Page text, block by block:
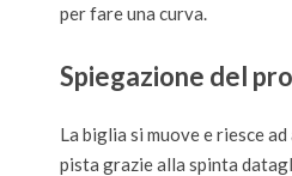
per fare una curva.
Spiegazione del
La biglia si muove e riesce
pista grazie alla spinta